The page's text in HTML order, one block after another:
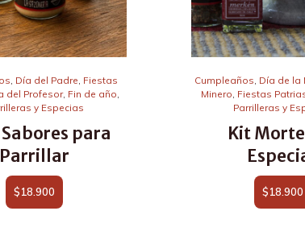
, Día del Padre, Fiestas
del Profesor, Fin de año,
y Especias
para
Parrillar
$18.900
Cumpleaños, Día de la
Minero, Fiestas
Parrilleras y
Kit
$18.900